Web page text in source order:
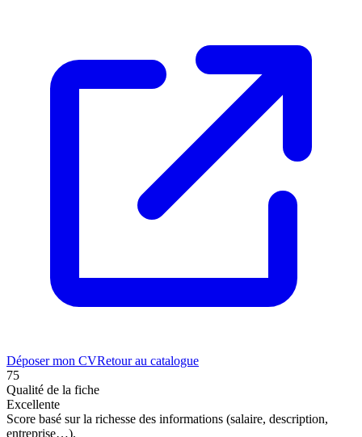
Déposer mon CVRetour au catalogue
75
Qualité de la fiche
Excellente
Score basé sur la richesse des informations (salaire, description,
entreprise…).